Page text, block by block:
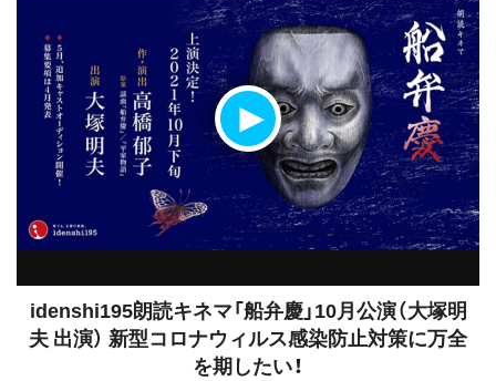
idenshi195朗読キネマ「船弁慶」10月公演（大塚明
夫 出演） 新型コロナウィルス感染防止対策に万全
を期したい！